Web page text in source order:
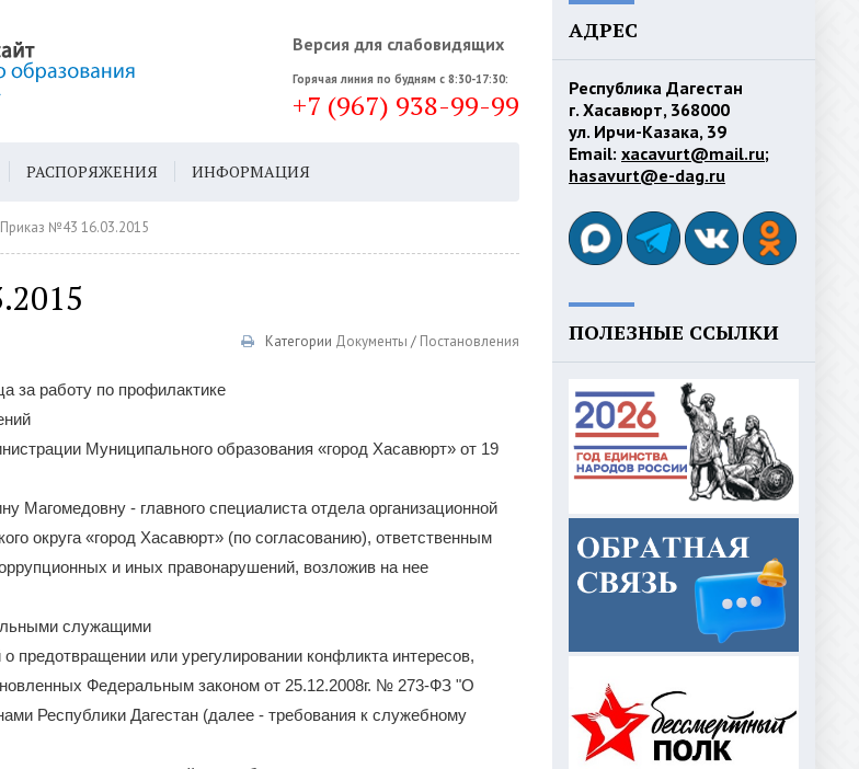
Версия для слабовидящих
Горячая линия по будням с 8:30-17:30:
+7 (967) 938-99-99
РАСПОРЯЖЕНИЯ ИНФОРМАЦИЯ
№43 16.03.2015
Категории Документы / Постановления
за работу по профилактике
Муниципального образования «город Хасавюрт» от 19
Магомедовну - главного специалиста отдела организационной
округа «город Хасавюрт» (по согласованию), ответственным
и иных правонарушений, возложив на нее
служащими
о предотвращении или урегулировании конфликта интересов,
Федеральным законом от 25.12.2008г. № 273-ФЗ "О
Республики Дагестан (далее - требования к служебному
АДРЕС
Республика Дагестан
г. Хасавюрт, 368000
ул. Ирчи-Казака, 39
Email: xacavurt@mail.ru;
hasavurt@e-dag.ru
ПОЛЕЗНЫЕ ССЫЛКИ